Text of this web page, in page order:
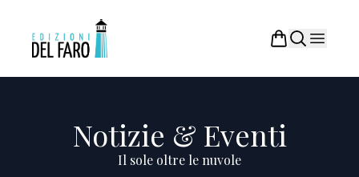
Notizie & Eventi
Il sole oltre le nuvole